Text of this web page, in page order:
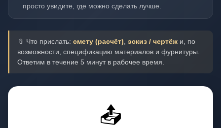
просто увидите, где можно сделать лучше.
📎 Что прислать: смету (расчёт) эскиз / чертёж и, по
возможности, спецификацию материалов и фурнитуры.
Ответим в течение 5 минут в рабочее время.
📤